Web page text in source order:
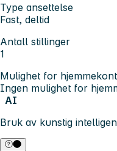
Type ansettelse
Fast, deltid
Antall stillinger
1
Mulighet for
Ingen mulighet for
AI
Bruk av kunstig